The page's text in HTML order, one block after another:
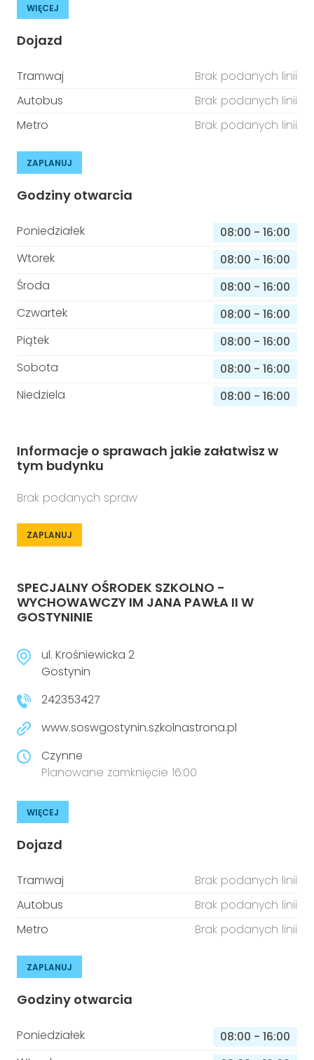
WIĘCEJ
Dojazd
Tramwaj
Brak podanych linii
Autobus
Brak podanych linii
Metro
Brak podanych linii
ZAPLANUJ
Godziny otwarcia
Poniedziałek 08:00 - 16:00
Wtorek
08:00 - 16:00
Środa
08:00 - 16:00
Czwartek
08:00 - 16:00
Piątek
08:00 - 16:00
Sobota
08:00 - 16:00
Niedziela
08:00 - 16:00
Informacje o sprawach jakie załatwisz w
tym budynku
Brak podanych spraw
ZAPLANUJ
SPECJALNY OŚRODEK SZKOLNO -
WYCHOWAWCZY IM JANA PAWŁA II W
GOSTYNINIE
ul. Krośniewicka 2
Gostynin
242353427
www.soswgostynin.szkolnastrona.pl
Czynne
Planowane zamknięcie 16:00
WIĘCEJ
Dojazd
Tramwaj
Brak podanych linii
Autobus
Brak podanych linii
Metro
Brak podanych linii
ZAPLANUJ
Godziny otwarcia
Poniedziałek 08:00 - 16:00